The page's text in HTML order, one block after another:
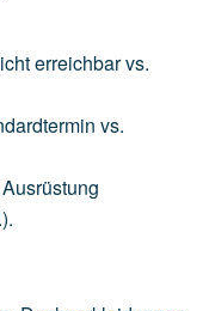
erreichbarvs.
vs.